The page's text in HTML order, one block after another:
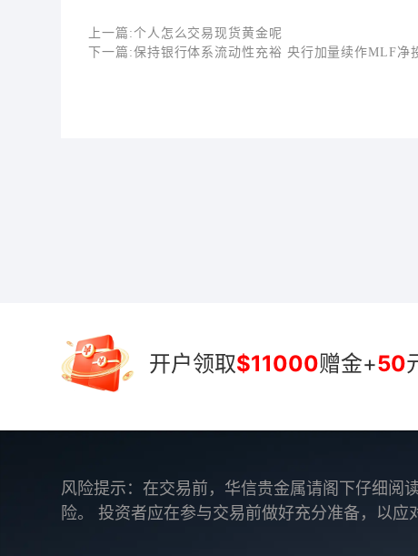
上一篇:个人怎么交易现货黄金呢
下一篇:保持银行体系流动性充裕 央行加量续作MLF净
开户领取$11000赠金+50
风险提示：在交易前，华信贵金属请阁下仔细阅
险。 投资者应在参与交易前做好充分准备，以应